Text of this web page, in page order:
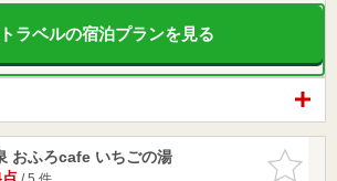
ラベルの宿泊プランを見る
お気に入
りに追加
おふろcafe いちごの湯